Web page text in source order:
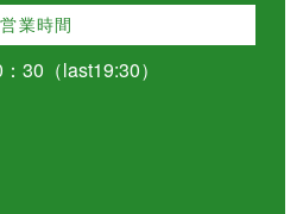
営業時間
30（last19:30）